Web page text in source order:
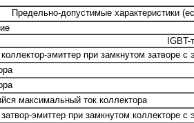
Предельно-допустимые характеристики
IGBT-
эмиттер при замкнутом затворе с
максимальный ток коллектора
эмиттер при замкнутом коллекторе с